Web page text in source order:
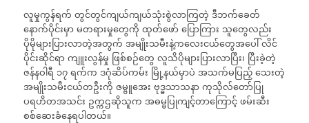
လူမှုကွန်ရက် တွင်တွင်ကျယ်ကျယ်သုံးစွဲလာကြတဲ့ ဒီဘက်ခေတ်
နောက်ပိုင်းမှာ မတရားမှုတွေကို ထုတ်ဖော် ပြောကြား သူတွေလည်း
ပိုမိုများပြားလာတဲ့အတွက် အမျိုးသမီးနဲ့ကလေးငယ်တွေအပေါ် လိင်
ပိုင်းဆိုင်ရာ ကျူးလွန်မှု ဖြစ်စဉ်တွေ လူသိပိုများပြားလာပြီး၊ ပြီးခဲ့တဲ့
ဇန်နဝါရီ ၁၇ ရက်က ဒဂုံဆိပ်ကမ်း မြို့နယ်မှာပဲ အသက်မပြည့် သေးတဲ့
အမျိုးသမီးငယ်တဦးကို ဇမ္ဗူအေး ဗုဒ္ဓသာသနာ ကုသိုလ်တော်ပြု
ပရဟိတအသင်း ဥက္ကဌဆိုသူက အဓမ္မပြုကျင့်တာကြောင့် ဖမ်းဆီး
စစ်ဆေးခံနေရပါတယ်။